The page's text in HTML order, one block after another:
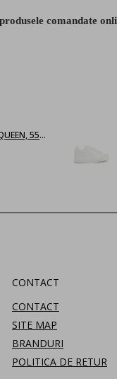
comandate
Sneakers ALEXANDER MCQUEEN, 553770WHGP01000
CONTACT
CONTACT
SITE MAP
BRANDURI
POLITICA DE RETUR